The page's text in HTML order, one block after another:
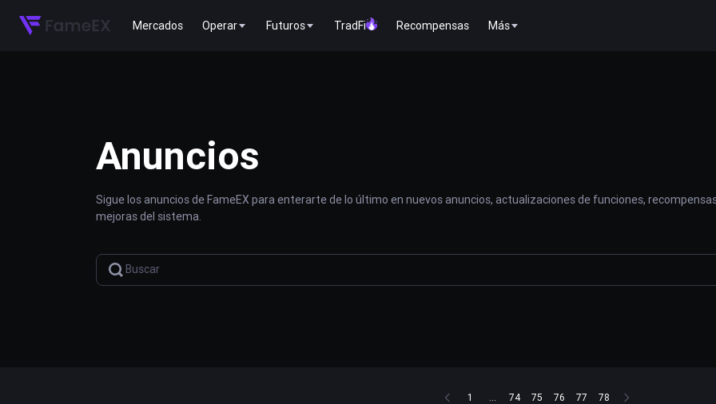
Mercados Operar Futuros TradFi Recompensas Más
Anuncios
Sigue los anuncios de FameEX para enterarte de lo último en nuevos anuncios, actualizaciones de funciones,
mejoras del sistema.
1 ... 74 75 76 77 78